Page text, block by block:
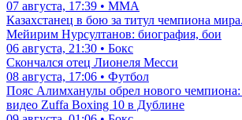
07 августа, 17:39 • ММА
Казахстанец в бою за титул чемпиона
Мейирим Нурсултанов: биография, бои
06 августа, 21:30 • Бокс
Скончался отец Лионеля Месси
08 августа, 17:06 • Футбол
Пояс Алимханулы обрел нового чемпиона:
видео Zuffa Boxing 10 в Дублине